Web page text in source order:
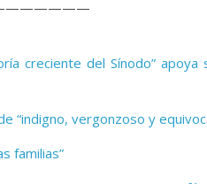
creciente del Sínodo”
“indigno, vergonzoso y
familias”